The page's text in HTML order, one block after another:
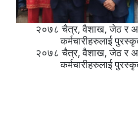
२०७८ चैत्र, वैशाख, जेठ र
कर्मचारीहरुलाई
२०७८ चैत्र, वैशाख, जेठ र
कर्मचारीहरुलाई